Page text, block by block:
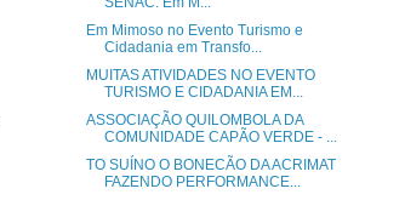
Em Mimoso no Evento Turismo e
Cidadania em Transfo...
MUITAS ATIVIDADES NO EVENTO
TURISMO E CIDADANIA EM...
ASSOCIAÇÃO QUILOMBOLA DA
COMUNIDADE CAPÃO VERDE - ...
TO SUÍNO O BONECÃO DA ACRIMAT
FAZENDO PERFORMANCE...